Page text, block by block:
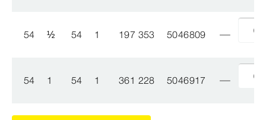
54 ½ 54 1 197 353 5046809
54 1 54 1 361 228 5046917